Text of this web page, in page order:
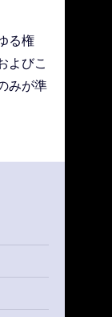
る権
よびこ
みが準